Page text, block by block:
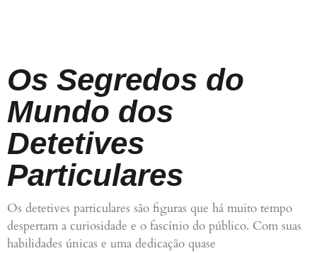
Os Segredos do
Mundo dos
Detetives
Particulares
Os detetives particulares são figuras que há muito tempo
despertam a curiosidade e o fascínio do público. Com suas
habilidades únicas e uma dedicação quase